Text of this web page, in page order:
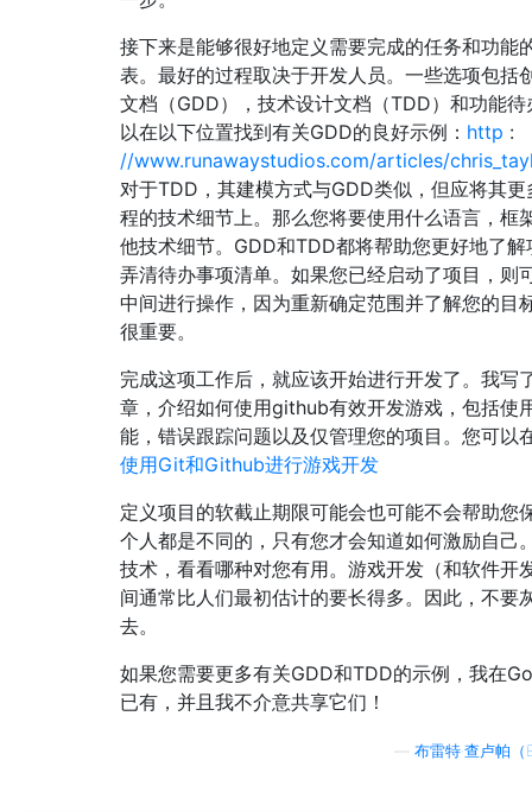
接下来是能够很好地定义需要完成的任务和功能
表。最好的过程取决于开发人员。一些选项包括
文档（GDD），技术设计文档（TDD）和功能待
以在以下位置找到有关GDD的良好示例： http :
//www.runawaystudios.com/articles/
对于TDD，其建模方式与GDD类似，但应将其更
程的技术细节上。那么您将要使用什么语言，框
他技术细节。GDD和TDD都将帮助您更好地了解
弄清待办事项清单。如果您已经启动了项目，则
中间进行操作，因为重新确定范围并了解您的目
很重要。
完成这项工作后，就应该开始进行开发了。我写
章，介绍如何使用github有效开发游戏，包括使
能，错误跟踪问题以及仅管理您的项目。您可以
使用Git和Github进行游戏开发
定义项目的软截止期限可能会也可能不会帮助您
个人都是不同的，只有您才会知道如何激励自己
技术，看看哪种对您有用。游戏开发（和软件开
间通常比人们最初估计的要长得多。因此，不要
去。
如果您需要更多有关GDD和TDD的示例，我在
已有，并且我不介意共享它们！
布雷特·查卢帕